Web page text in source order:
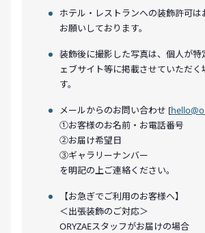
ホテル・レストランへの装飾許可は
お願いしております。
装飾後に撮影した写真は、個人が特
ェブサイト等に掲載させていただく
す。
メールからのお問い合わせ [
①お客様のお名前・お電話番号
②お届け希望日
③ギャラリーナンバー
を明記の上ご連絡ください。
【お急ぎでご利用のお客様へ】
＜出張装飾のご対応＞
ORYZAEスタッフがお届けの場合